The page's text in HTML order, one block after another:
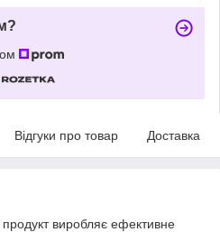
Відгуки про товар Доставка
виробляє ефективне